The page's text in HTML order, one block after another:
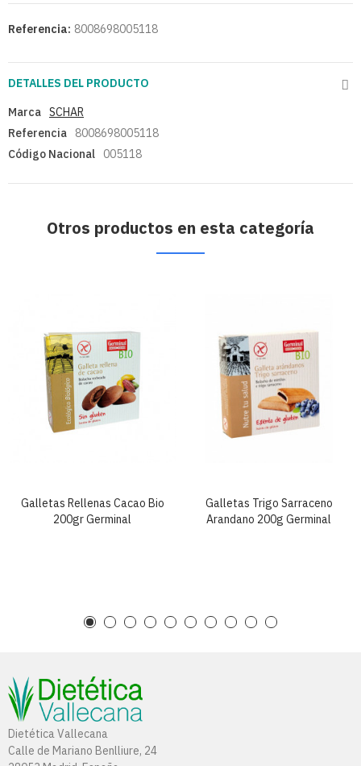
Referencia: 8008698005118
DETALLES DEL PRODUCTO
Marca SCHAR
Referencia
8008698005118
Código Nacional
005118
Otros productos en esta categoría
Galletas Rellenas Cacao Bio
200gr Germinal
Galletas Trigo Sarraceno
Arandano 200g Germinal
Dietética Vallecana
Calle de Mariano Benlliure, 24